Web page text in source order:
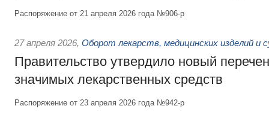
Распоряжение от 21 апреля 2026 года №906-р
27 апреля 2026, Оборот лекарств, медицинских изделий и
Правительство утвердило новый
значимых лекарственных средств
Распоряжение от 23 апреля 2026 года №942-р